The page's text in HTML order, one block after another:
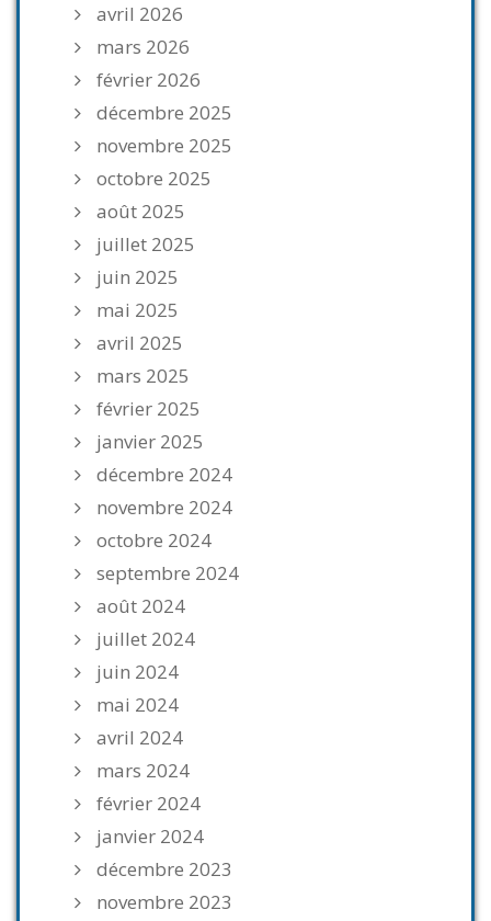
avril 2026
mars 2026
février 2026
décembre 2025
novembre 2025
octobre 2025
août 2025
juillet 2025
juin 2025
mai 2025
avril 2025
mars 2025
février 2025
janvier 2025
décembre 2024
novembre 2024
octobre 2024
septembre 2024
août 2024
juillet 2024
juin 2024
mai 2024
avril 2024
mars 2024
février 2024
janvier 2024
décembre 2023
novembre 2023